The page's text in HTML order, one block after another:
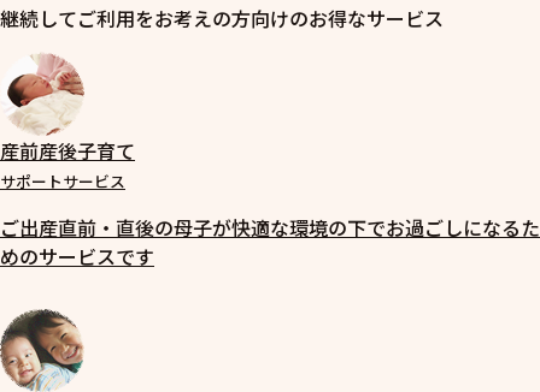
継続してご利用をお考えの方向けのお得なサービス
産前産後子育て
サポートサービス
ご出産直前・直後の母子が快適な環境の下でお過ごしになるた
めのサービスです